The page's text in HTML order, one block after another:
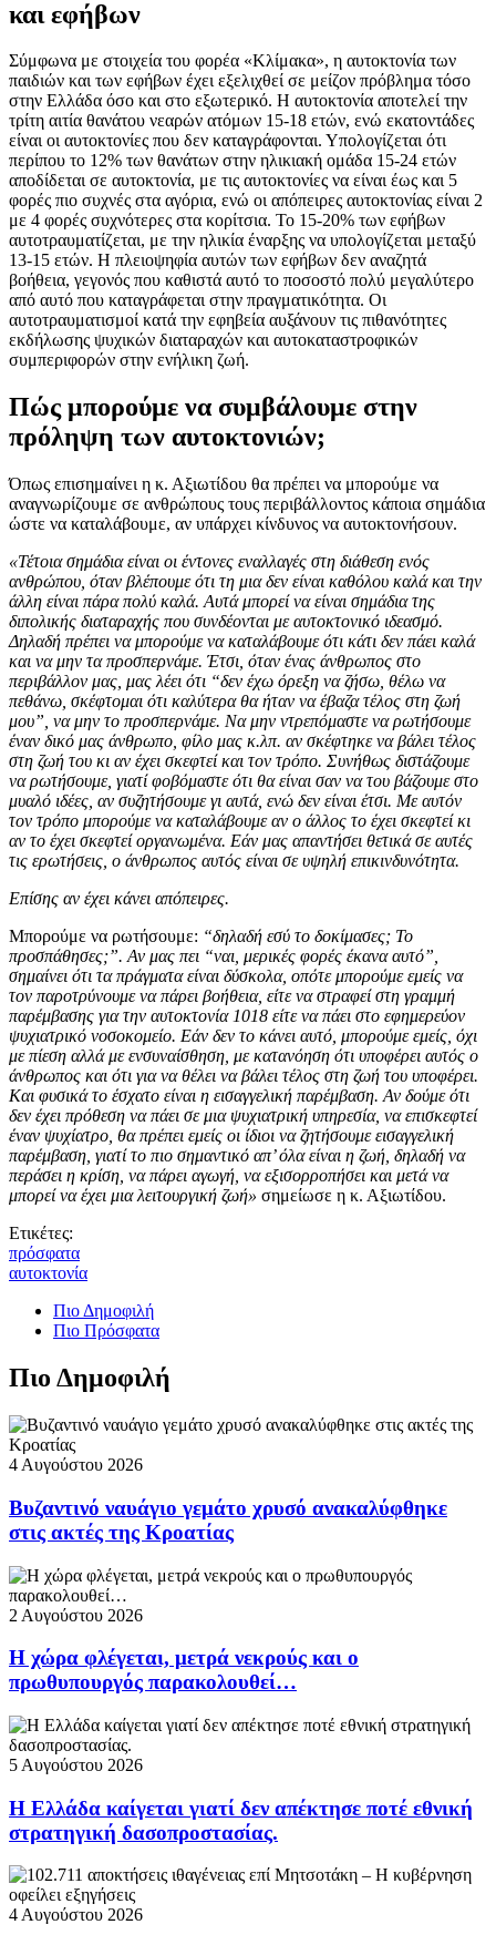
και εφήβων
Σύμφωνα με στοιχεία του φορέα «Κλίμακα», η αυτοκτονία των
παιδιών και των εφήβων έχει εξελιχθεί σε μείζον πρόβλημα τόσο
στην Ελλάδα όσο και στο εξωτερικό. Η αυτοκτονία αποτελεί την
τρίτη αιτία θανάτου νεαρών ατόμων 15-18 ετών, ενώ εκατοντάδες
είναι οι αυτοκτονίες που δεν καταγράφονται. Υπολογίζεται ότι
περίπου το 12% των θανάτων στην ηλικιακή ομάδα 15-24 ετών
αποδίδεται σε αυτοκτονία, με τις αυτοκτονίες να είναι έως και 5
φορές πιο συχνές στα αγόρια, ενώ οι απόπειρες αυτοκτονίας είναι 2
με 4 φορές συχνότερες στα κορίτσια. Το 15-20% των εφήβων
αυτοτραυματίζεται, με την ηλικία έναρξης να υπολογίζεται μεταξύ
13-15 ετών. Η πλειοψηφία αυτών των εφήβων δεν αναζητά
βοήθεια, γεγονός που καθιστά αυτό το ποσοστό πολύ μεγαλύτερο
από αυτό που καταγράφεται στην πραγματικότητα. Οι
αυτοτραυματισμοί κατά την εφηβεία αυξάνουν τις πιθανότητες
εκδήλωσης ψυχικών διαταραχών και αυτοκαταστροφικών
συμπεριφορών στην ενήλικη ζωή.
Πώς μπορούμε να συμβάλουμε στην
πρόληψη των αυτοκτονιών;
Όπως επισημαίνει η κ. Αξιωτίδου θα πρέπει να μπορούμε να
αναγνωρίζουμε σε ανθρώπους τους περιβάλλοντος κάποια σημάδια
ώστε να καταλάβουμε, αν υπάρχει κίνδυνος να αυτοκτονήσουν.
«Τέτοια σημάδια είναι οι έντονες εναλλαγές στη διάθεση ενός
ανθρώπου, όταν βλέπουμε ότι τη μια δεν είναι καθόλου καλά και την
άλλη είναι πάρα πολύ καλά. Αυτά μπορεί να είναι σημάδια της
διπολικής διαταραχής που συνδέονται με αυτοκτονικό ιδεασμό.
Δηλαδή πρέπει να μπορούμε να καταλάβουμε ότι κάτι δεν πάει καλά
και να μην τα προσπερνάμε. Έτσι, όταν ένας άνθρωπος στο
περιβάλλον μας, μας λέει ότι “δεν έχω όρεξη να ζήσω, θέλω να
πεθάνω, σκέφτομαι ότι καλύτερα θα ήταν να έβαζα τέλος στη ζωή
μου”, να μην το προσπερνάμε. Να μην ντρεπόμαστε να ρωτήσουμε
έναν δικό μας άνθρωπο, φίλο μας κ.λπ. αν σκέφτηκε να βάλει τέλος
στη ζωή του κι αν έχει σκεφτεί και τον τρόπο. Συνήθως διστάζουμε
να ρωτήσουμε, γιατί φοβόμαστε ότι θα είναι σαν να του βάζουμε στο
μυαλό ιδέες, αν συζητήσουμε γι αυτά, ενώ δεν είναι έτσι. Με αυτόν
τον τρόπο μπορούμε να καταλάβουμε αν ο άλλος το έχει σκεφτεί κι
αν το έχει σκεφτεί οργανωμένα. Εάν μας απαντήσει θετικά σε αυτές
τις ερωτήσεις, ο άνθρωπος αυτός είναι σε υψηλή επικινδυνότητα.
Επίσης αν έχει κάνει απόπειρες.
Μπορούμε να ρωτήσουμε: “δηλαδή εσύ το δοκίμασες; Το
προσπάθησες;”. Αν μας πει “ναι, μερικές φορές έκανα αυτό”,
σημαίνει ότι τα πράγματα είναι δύσκολα, οπότε μπορούμε εμείς να
τον παροτρύνουμε να πάρει βοήθεια, είτε να στραφεί στη γραμμή
παρέμβασης για την αυτοκτονία 1018 είτε να πάει στο εφημερεύον
ψυχιατρικό νοσοκομείο. Εάν δεν το κάνει αυτό, μπορούμε εμείς, όχι
με πίεση αλλά με ενσυναίσθηση, με κατανόηση ότι υποφέρει αυτός ο
άνθρωπος και ότι για να θέλει να βάλει τέλος στη ζωή του υποφέρει.
Και φυσικά το έσχατο είναι η εισαγγελική παρέμβαση. Αν δούμε ότι
δεν έχει πρόθεση να πάει σε μια ψυχιατρική υπηρεσία, να επισκεφτεί
έναν ψυχίατρο, θα πρέπει εμείς οι ίδιοι να ζητήσουμε εισαγγελική
παρέμβαση, γιατί το πιο σημαντικό απ’ όλα είναι η ζωή, δηλαδή να
περάσει η κρίση, να πάρει αγωγή, να εξισορροπήσει και μετά να
μπορεί να έχει μια λειτουργική ζωή» σημείωσε η κ. Αξιωτίδου.
Ετικέτες:
πρόσφατα
αυτοκτονία
Πιο Δημοφιλή
Πιο Πρόσφατα
Πιο Δημοφιλή
4 Αυγούστου 2026
Βυζαντινό ναυάγιο γεμάτο χρυσό ανακαλύφθηκε
στις ακτές της Κροατίας
2 Αυγούστου 2026
Η χώρα φλέγεται, μετρά νεκρούς και ο
πρωθυπουργός παρακολουθεί…
5 Αυγούστου 2026
Η Ελλάδα καίγεται γιατί δεν απέκτησε ποτέ εθνική
στρατηγική δασοπροστασίας.
4 Αυγούστου 2026